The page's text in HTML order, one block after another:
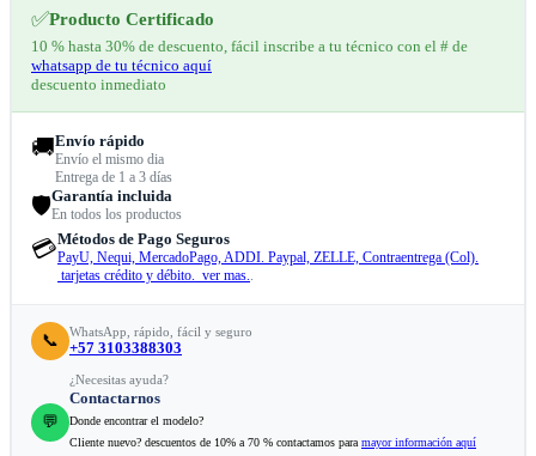
✅Producto Certificado
10 % hasta 30% de descuento, fácil inscribe a tu técnico con el # de
whatsapp de tu técnico aquí
descuento inmediato
🚚Envío rápido
Envío el mismo dia
Entrega de 1 a 3 días
🛡️Garantía incluida
En todos los productos
💳Métodos de Pago Seguros
PayU, Nequi, MercadoPago, ADDI. Paypal, ZELLE, Contraentrega (Col).
tarjetas crédito y débito. ver mas..
📞 WhatsApp, rápido, fácil y seguro
+57 3103388303
💬
¿Necesitas ayuda?
Contactarnos
Donde encontrar el modelo?
Cliente nuevo? descuentos de 10% a 70 % contactamos para mayor información aquí